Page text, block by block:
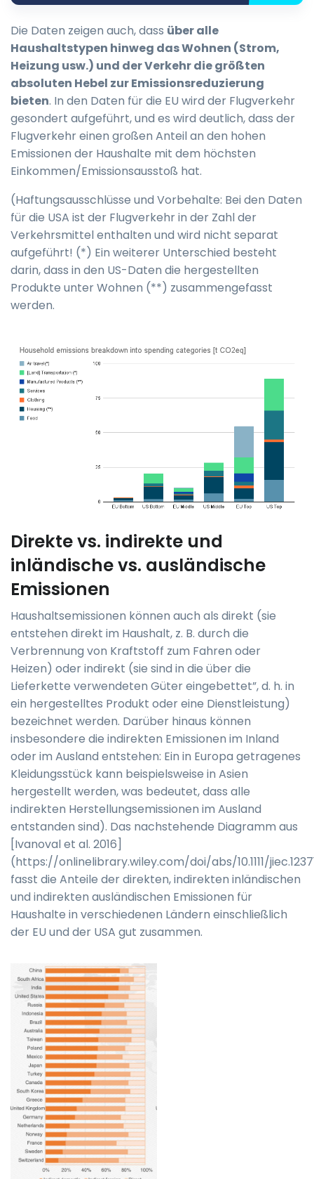
Die Daten zeigen auch, dass über alle
Haushaltstypen hinweg das Wohnen (Strom,
Heizung usw.) und der Verkehr die größten
absoluten Hebel zur Emissionsreduzierung
bieten. In den Daten für die EU wird der Flugverkehr
gesondert aufgeführt, und es wird deutlich, dass der
Flugverkehr einen großen Anteil an den hohen
Emissionen der Haushalte mit dem höchsten
Einkommen/Emissionsausstoß hat.
(Haftungsausschlüsse und Vorbehalte: Bei den Daten
für die USA ist der Flugverkehr in der Zahl der
Verkehrsmittel enthalten und wird nicht separat
aufgeführt! (*) Ein weiterer Unterschied besteht
darin, dass in den US-Daten die hergestellten
Produkte unter Wohnen (**) zusammengefasst
werden.
Direkte vs. indirekte und
inländische vs. ausländische
Emissionen
Haushaltsemissionen können auch als direkt (sie
entstehen direkt im Haushalt, z. B. durch die
Verbrennung von Kraftstoff zum Fahren oder
Heizen) oder indirekt (sie sind in die über die
Lieferkette verwendeten Güter eingebettet”, d. h. in
ein hergestelltes Produkt oder eine Dienstleistung)
bezeichnet werden. Darüber hinaus können
insbesondere die indirekten Emissionen im Inland
oder im Ausland entstehen: Ein in Europa getragenes
Kleidungsstück kann beispielsweise in Asien
hergestellt werden, was bedeutet, dass alle
indirekten Herstellungsemissionen im Ausland
entstanden sind). Das nachstehende Diagramm aus
[Ivanoval et al. 2016]
(https://onlinelibrary.wiley.com/doi/abs/10.1111/
fasst die Anteile der direkten, indirekten inländischen
und indirekten ausländischen Emissionen für
Haushalte in verschiedenen Ländern einschließlich
der EU und der USA gut zusammen.